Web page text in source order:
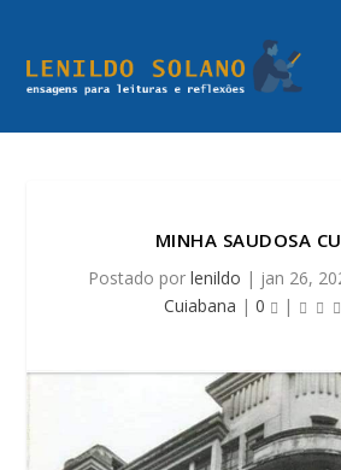
MINHA SAUDOSA
Postado por lenildo | jan 26,
Cuiabana | 0 |